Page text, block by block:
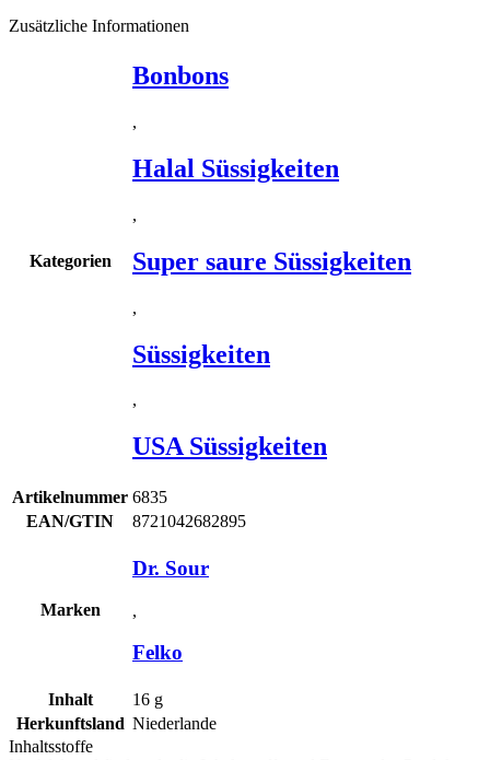
Zusätzliche Informationen
Kategorien
Bonbons
,
Halal Süssigkeiten
,
Super saure Süssigkeiten
,
Süssigkeiten
,
USA Süssigkeiten
Artikelnummer 6835
EAN/GTIN
8721042682895
Marken
Dr. Sour
,
Felko
Inhalt 16 g
Herkunftsland Niederlande
Inhaltsstoffe